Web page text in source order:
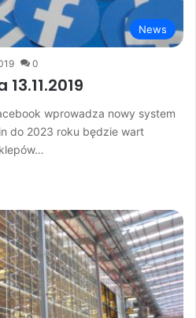
News
0
wprowadza nowy system
do 2023 roku będzie wart